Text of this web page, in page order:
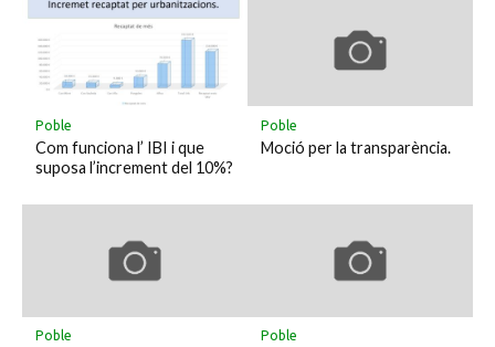
Poble
Com funciona l’ IBI i que
suposa l’increment del 10%?
Poble
Moció per la transparència.
Poble Poble